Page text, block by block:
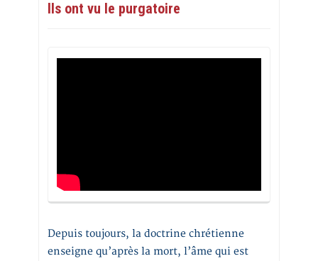
Ils ont vu le purgatoire
Depuis toujours, la doctrine chrétienne
enseigne qu’après la mort, l’âme qui est